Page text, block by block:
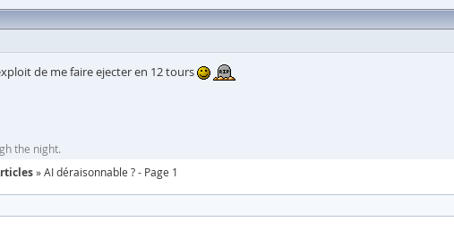
de me faire ejecter en 12 tours
the night.
AI déraisonnable ? - Page 1